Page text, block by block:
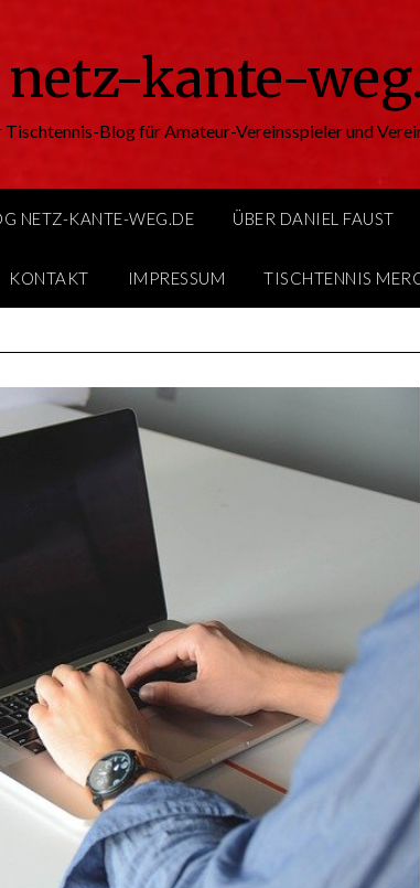
netz-kante-
Tischtennis-Blog für Amateur-Vereinsspieler und
NETZ-KANTE-WEG.DE ÜBER DANIEL FAUST
KONTAKT IMPRESSUM TISCHTENNIS